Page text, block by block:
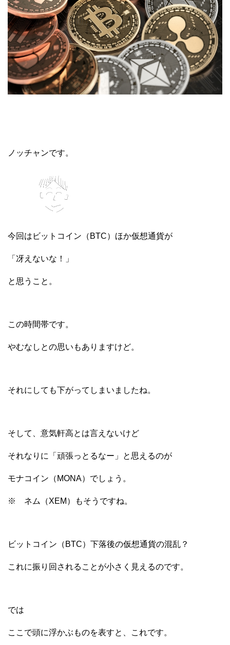
ノッチャンです。
今回はビットコイン（BTC）ほか仮想通貨が
「冴えないな！」
と思うこと。
この時間帯です。
やむなしとの思いもありますけど。
それにしても下がってしまいましたね。
そして、意気軒高とは言えないけど
それなりに「頑張っとるなー」と思えるのが
モナコイン（MONA）でしょう。
※ ネム（XEM）もそうですね。
ビットコイン（BTC）下落後の仮想通貨の混乱？
これに振り回されることが小さく見えるのです。
では
ここで頭に浮かぶものを表すと、これです。